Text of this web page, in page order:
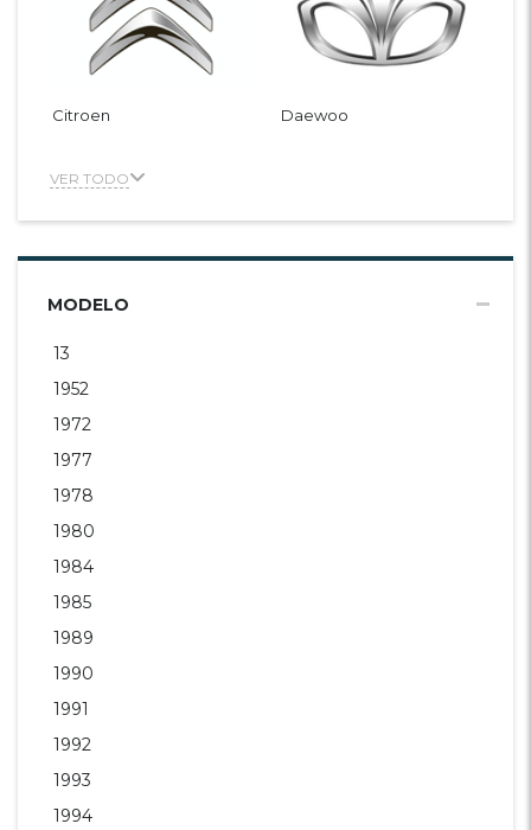
Citroen Daewoo
VER TODO
MODELO
13
1952
1972
1977
1978
1980
1984
1985
1989
1990
1991
1992
1993
1994